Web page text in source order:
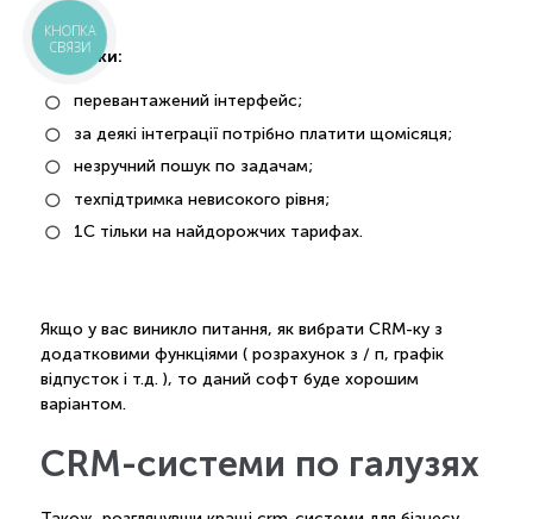
недоліки:
перевантажений інтерфейс;
за деякі інтеграції потрібно платити щомісяця;
незручний пошук по задачам;
техпідтримка невисокого рівня;
1С тільки на найдорожчих тарифах.
Якщо у вас виникло питання, як вибрати CRM-ку з
додатковими функціями ( розрахунок з / п, графік
відпусток і т.д. ), то даний софт буде хорошим
варіантом.
CRM-системи по галузях
КНОПКА
СВЯЗИ